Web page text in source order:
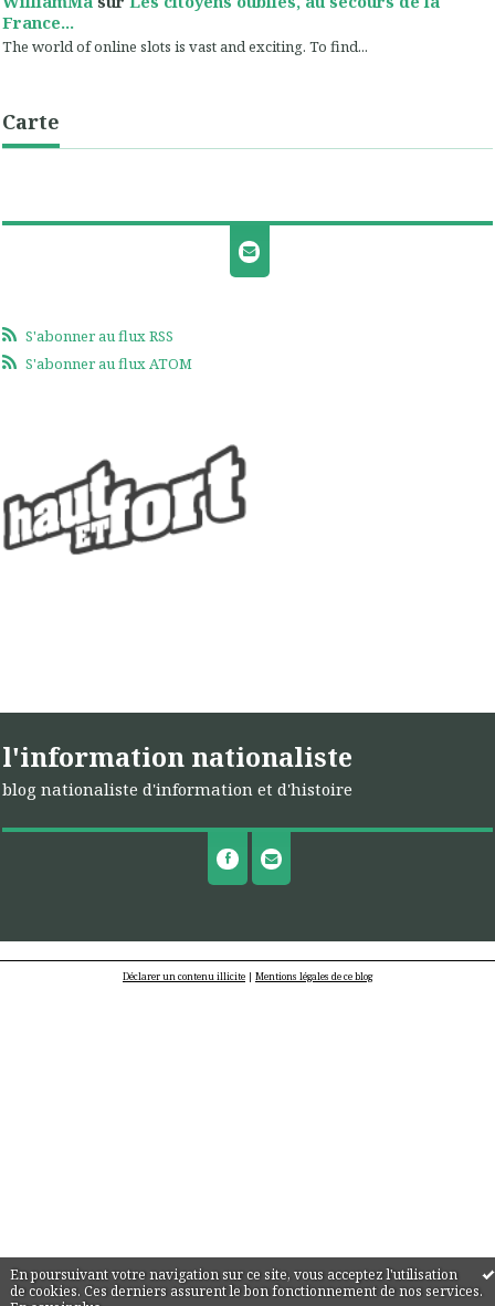
En poursuivant votre navigation sur ce site, vous acceptez l'utilisation
de cookies. Ces derniers assurent le bon fonctionnement de nos services.
France...
The world of online slots is vast and exciting. To find...
Carte
S'abonner au flux RSS
S'abonner au flux ATOM
l'information nationaliste
blog nationaliste d'information et d'histoire
Déclarer un contenu illicite | Mentions légales de ce blog